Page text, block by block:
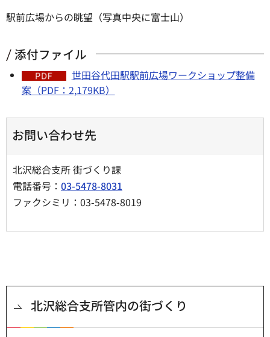
駅前広場からの眺望（写真中央に富士山）
添付ファイル
世田谷代田駅駅前広場ワークショップ整備
案（PDF：2,179KB）
お問い合わせ先
北沢総合支所 街づくり課
電話番号： 03-5478-8031
ファクシミリ：03-5478-8019
北沢総合支所管内の街づくり